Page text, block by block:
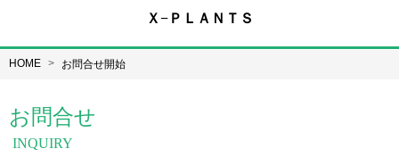
Ｘ−ＰＬＡＮＴＳ
HOME お問合せ開始
INQUIRY
お問合せ